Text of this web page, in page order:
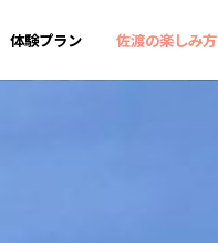
体験プラン 佐渡の楽しみ方